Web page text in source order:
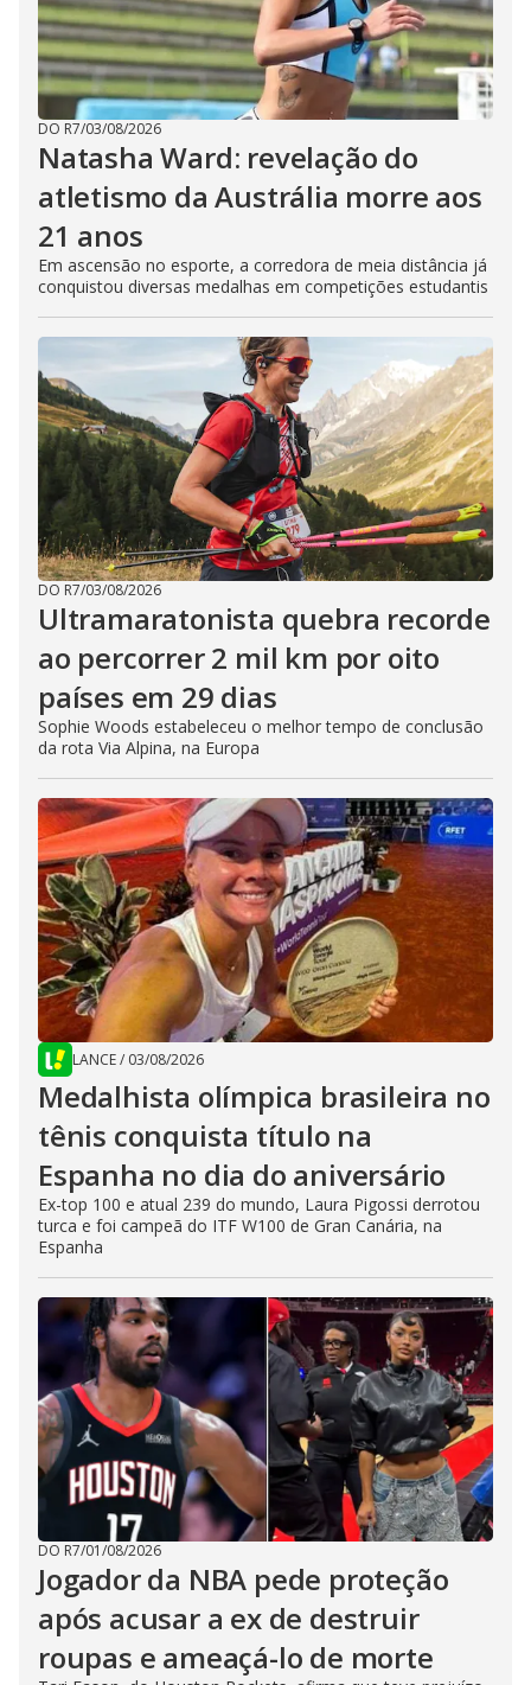
DO R7/03/08/2026
Natasha Ward: revelação do
atletismo da Austrália morre aos
21 anos
Em ascensão no esporte, a corredora de meia distância já
conquistou diversas medalhas em competições estudantis
DO R7/03/08/2026
Ultramaratonista quebra recorde
ao percorrer 2 mil km por oito
países em 29 dias
Sophie Woods estabeleceu o melhor tempo de conclusão
da rota Via Alpina, na Europa
LANCE/ 03/08/2026
Medalhista olímpica brasileira no
tênis conquista título na
Espanha no dia do aniversário
Ex-top 100 e atual 239 do mundo, Laura Pigossi derrotou
turca e foi campeã do ITF W100 de Gran Canária, na
Espanha
DO R7/01/08/2026
Jogador da NBA pede proteção
após acusar a ex de destruir
roupas e ameaçá-lo de morte